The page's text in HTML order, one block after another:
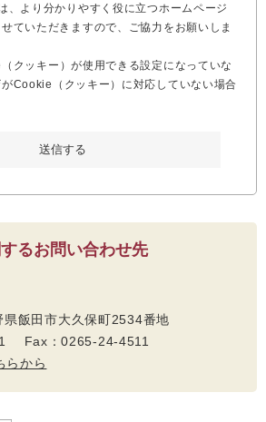
、より分かりやすく役に立つホームページ
ていただきますので、ご協力をお願いしま
クッキー）が使用できる設定になっていな
Cookie（クッキー）に対応していない場合
るお問い合わせ先
飯田市大久保町2534番地
Fax：0265-24-4511
らから